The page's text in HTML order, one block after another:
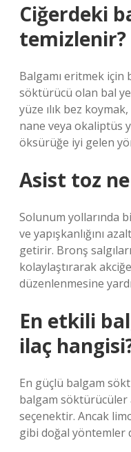
Ciğerdeki
temizlenir?
Balgamı eritmek için
söktürücü olan bal
yüze ılık bez
nane veya okaliptüs
öksürüğe iyi gelen
Asist toz
Solunum yollarında
ve yapışkanlığını
getirir. Bronş
kolaylaştırarak
düzenlenmesine
En etkili
ilaç
En güçlü balgam
balgam söktürücüler
seçenektir. Ancak
gibi doğal yöntemler